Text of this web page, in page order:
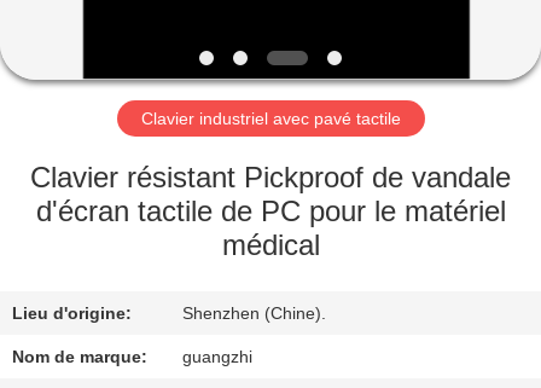
DE
NOUS
VISITE
D'USINE
DE
QUALITÉ
Clavier industriel avec pavé tactile
Clavier résistant Pickproof de vandale
d'écran tactile de PC pour le matériel
médical
Lieu d'origine: Shenzhen (Chine).
Nom de marque: guangzhi